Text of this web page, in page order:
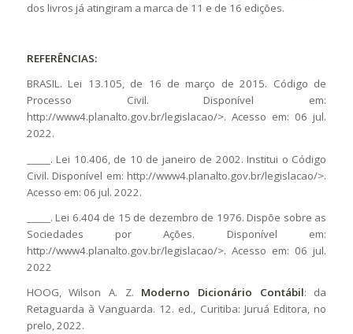
dos livros já atingiram a marca de 11 e de 16 edições.
REFERÊNCIAS:
BRASIL. Lei 13.105, de 16 de março de 2015. Código de
Processo Civil. Disponível em:
http://www4.planalto.gov.br/legislacao/>. Acesso em: 06 jul.
2022.
_____. Lei 10.406, de 10 de janeiro de 2002. Institui o Código
Civil. Disponível em: http://www4.planalto.gov.br/legislacao/>.
Acesso em: 06 jul. 2022.
_____. Lei 6.404 de 15 de dezembro de 1976. Dispõe sobre as
Sociedades por Ações. Disponível em:
http://www4.planalto.gov.br/legislacao/>. Acesso em: 06 jul.
2022
HOOG, Wilson A. Z. Moderno Dicionário Contábil: da
Retaguarda à Vanguarda. 12. ed., Curitiba: Juruá Editora, no
prelo, 2022.